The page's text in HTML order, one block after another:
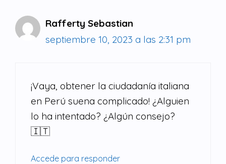
Rafferty Sebastian
septiembre 10, 2023 a las 2:31 pm
¡Vaya, obtener la ciudadanía italiana
en Perú suena complicado! ¿Alguien
lo ha intentado? ¿Algún consejo?
🇮🇹
Accede para responder